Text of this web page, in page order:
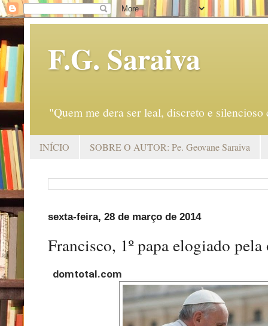
F.G. Saraiva
"Quem me dera ser leal, discreto e
INÍCIO SOBRE O AUTOR: Pe. Geovane Saraiva
sexta-feira, 28 de março de 2014
Francisco, 1º papa elogiado
domtotal.com